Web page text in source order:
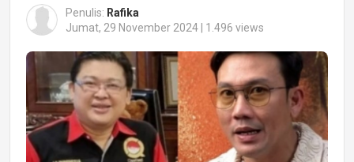
Penulis: Rafika
Jumat, 29 November 2024 | 1.496 views